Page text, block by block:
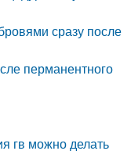
сразу после
перманентного
гв можно делать